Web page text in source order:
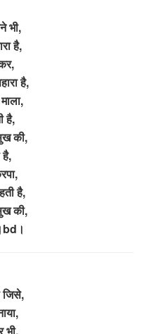
भी,
है,
है,
है,
की,
है,
है,
की,
जिसे,
भी,